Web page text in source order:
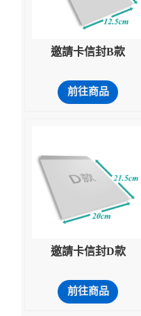
邀請卡信封B款
前往商品
邀請卡信封D款
前往商品